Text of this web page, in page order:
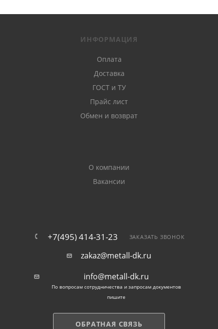
ИНФОРМАЦИЯ
Оплата
Доставка
ГОСТ и ТУ
Прайс лист
Обмен и возврат
О компании
Вакансии
+7(495) 414-31-23 ЗАКАЗАТЬ ЗВОНОК
zakaz@metall-dk.ru
info@metall-dk.ru
По вопросам сотрудничества и запросам документов
пишите
ОБРАТНАЯ СВЯЗЬ